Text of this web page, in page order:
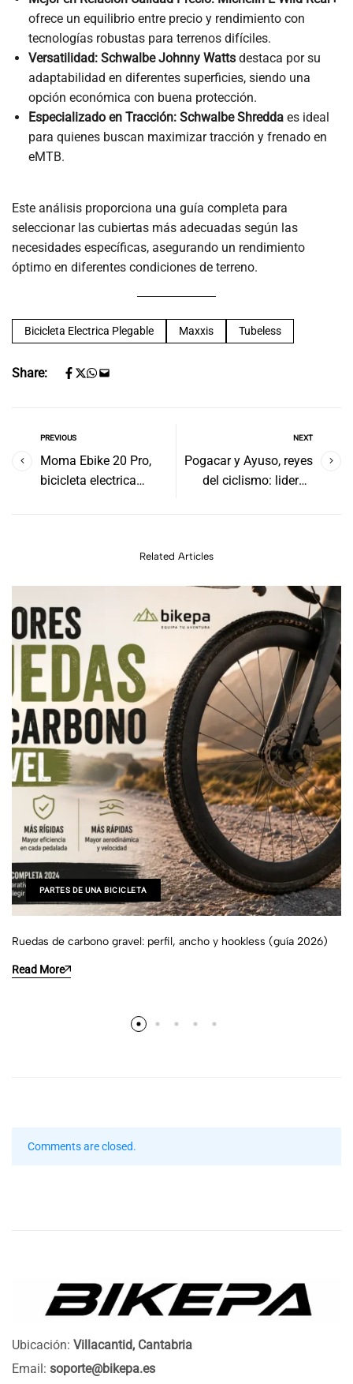
ofrece un equilibrio entre precio y rendimiento con
tecnologías robustas para terrenos difíciles.
Versatilidad: Schwalbe Johnny Wattsdestaca por su
adaptabilidad en diferentes superficies, siendo una
opción económica con buena protección.
Especializado en Tracción: Schwalbe Shreddaes ideal
para quienes buscan maximizar tracción y frenado en
eMTB.
Este análisis proporciona una guía completa para
seleccionar las cubiertas más adecuadas según las
necesidades específicas, asegurando un rendimiento
óptimo en diferentes condiciones de terreno.
Bicicleta Electrica Plegable Maxxis Tubeless
Share:
PREVIOUS
Moma Ebike 20 Pro,
bicicleta electrica
NEXT
Pogacar y Ayuso, reyes
del ciclismo: lideran
Related Articles
PARTES DE UNA BICICLETA
Ruedas de carbono gravel: perfil, ancho y hookless (guía 2026)
Read More
Comments are closed.
Ubicación: Villacantid, Cantabria
Email: soporte@bikepa.es